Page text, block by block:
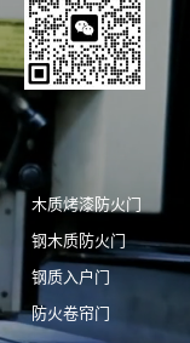
木质烤漆防火门
钢木质防火门
钢质入户门
防火卷帘门